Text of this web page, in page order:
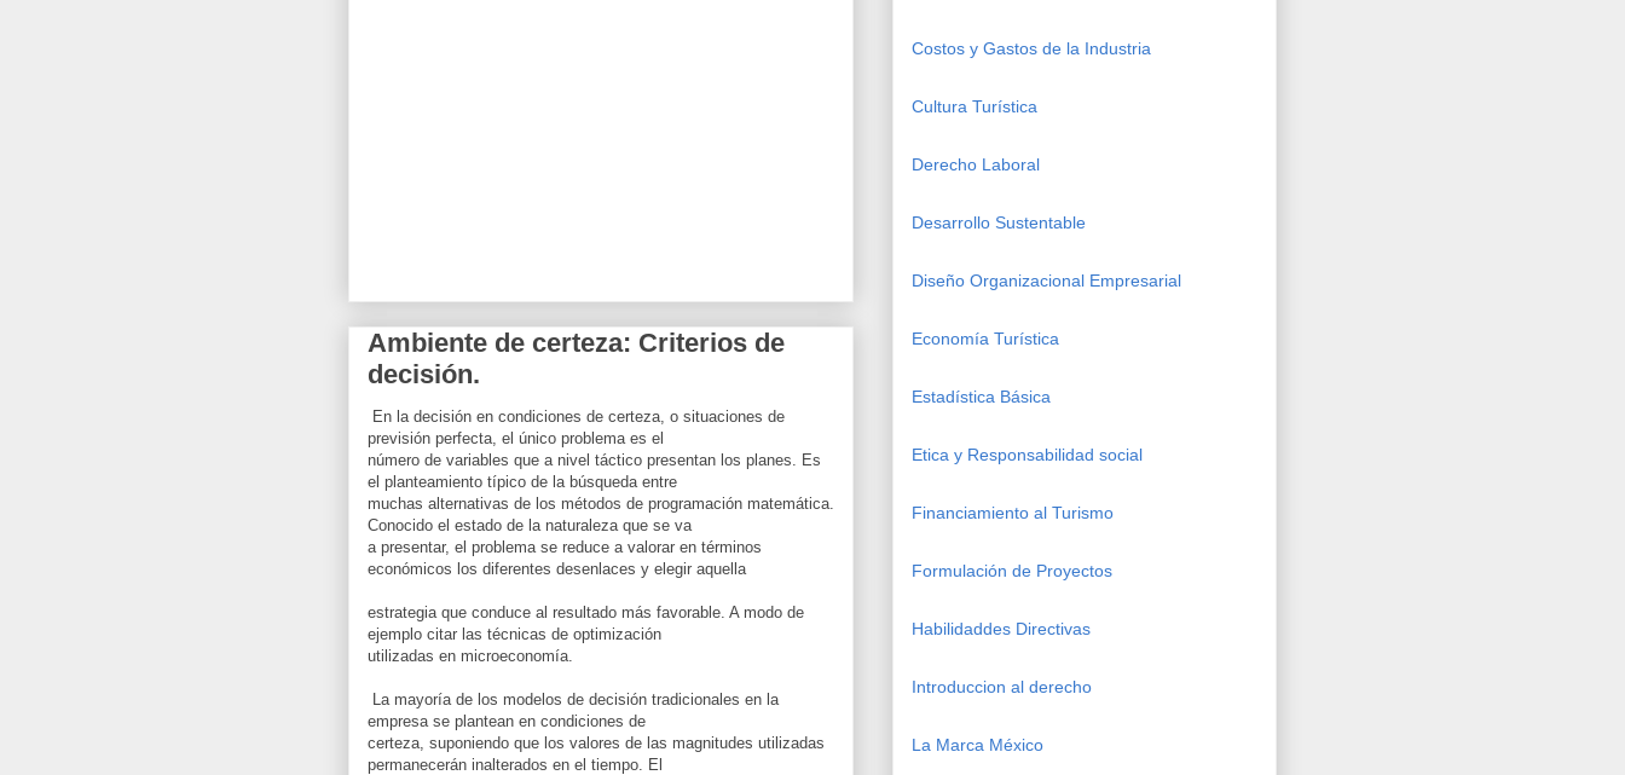
Ambiente de certeza: Criterios de
decisión.
En la decisión en condiciones de certeza, o situaciones de
previsión perfecta, el único problema es el
número de variables que a nivel táctico presentan los planes. Es
el planteamiento típico de la búsqueda entre
muchas alternativas de los métodos de programación matemática.
Conocido el estado de la naturaleza que se va
a presentar, el problema se reduce a valorar en términos
económicos los diferentes desenlaces y elegir aquella
estrategia que conduce al resultado más favorable. A modo de
ejemplo citar las técnicas de optimización
utilizadas en microeconomía.
La mayoría de los modelos de decisión tradicionales en la
empresa se plantean en condiciones de
certeza, suponiendo que los valores de las magnitudes utilizadas
permanecerán inalterados en el tiempo. El
Costos y Gastos de la Industria
Cultura Turística
Derecho Laboral
Desarrollo Sustentable
Diseño Organizacional Empresarial
Economía Turística
Estadística Básica
Etica y Responsabilidad social
Financiamiento al Turismo
Formulación de Proyectos
Habilidaddes Directivas
Introduccion al derecho
La Marca México